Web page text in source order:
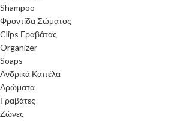
Shampoo
Φροντίδα Σώματος
Clips Γραβάτας
Organizer
Soaps
Ανδρικά Καπέλα
Αρώματα
Γραβάτες
Ζώνες